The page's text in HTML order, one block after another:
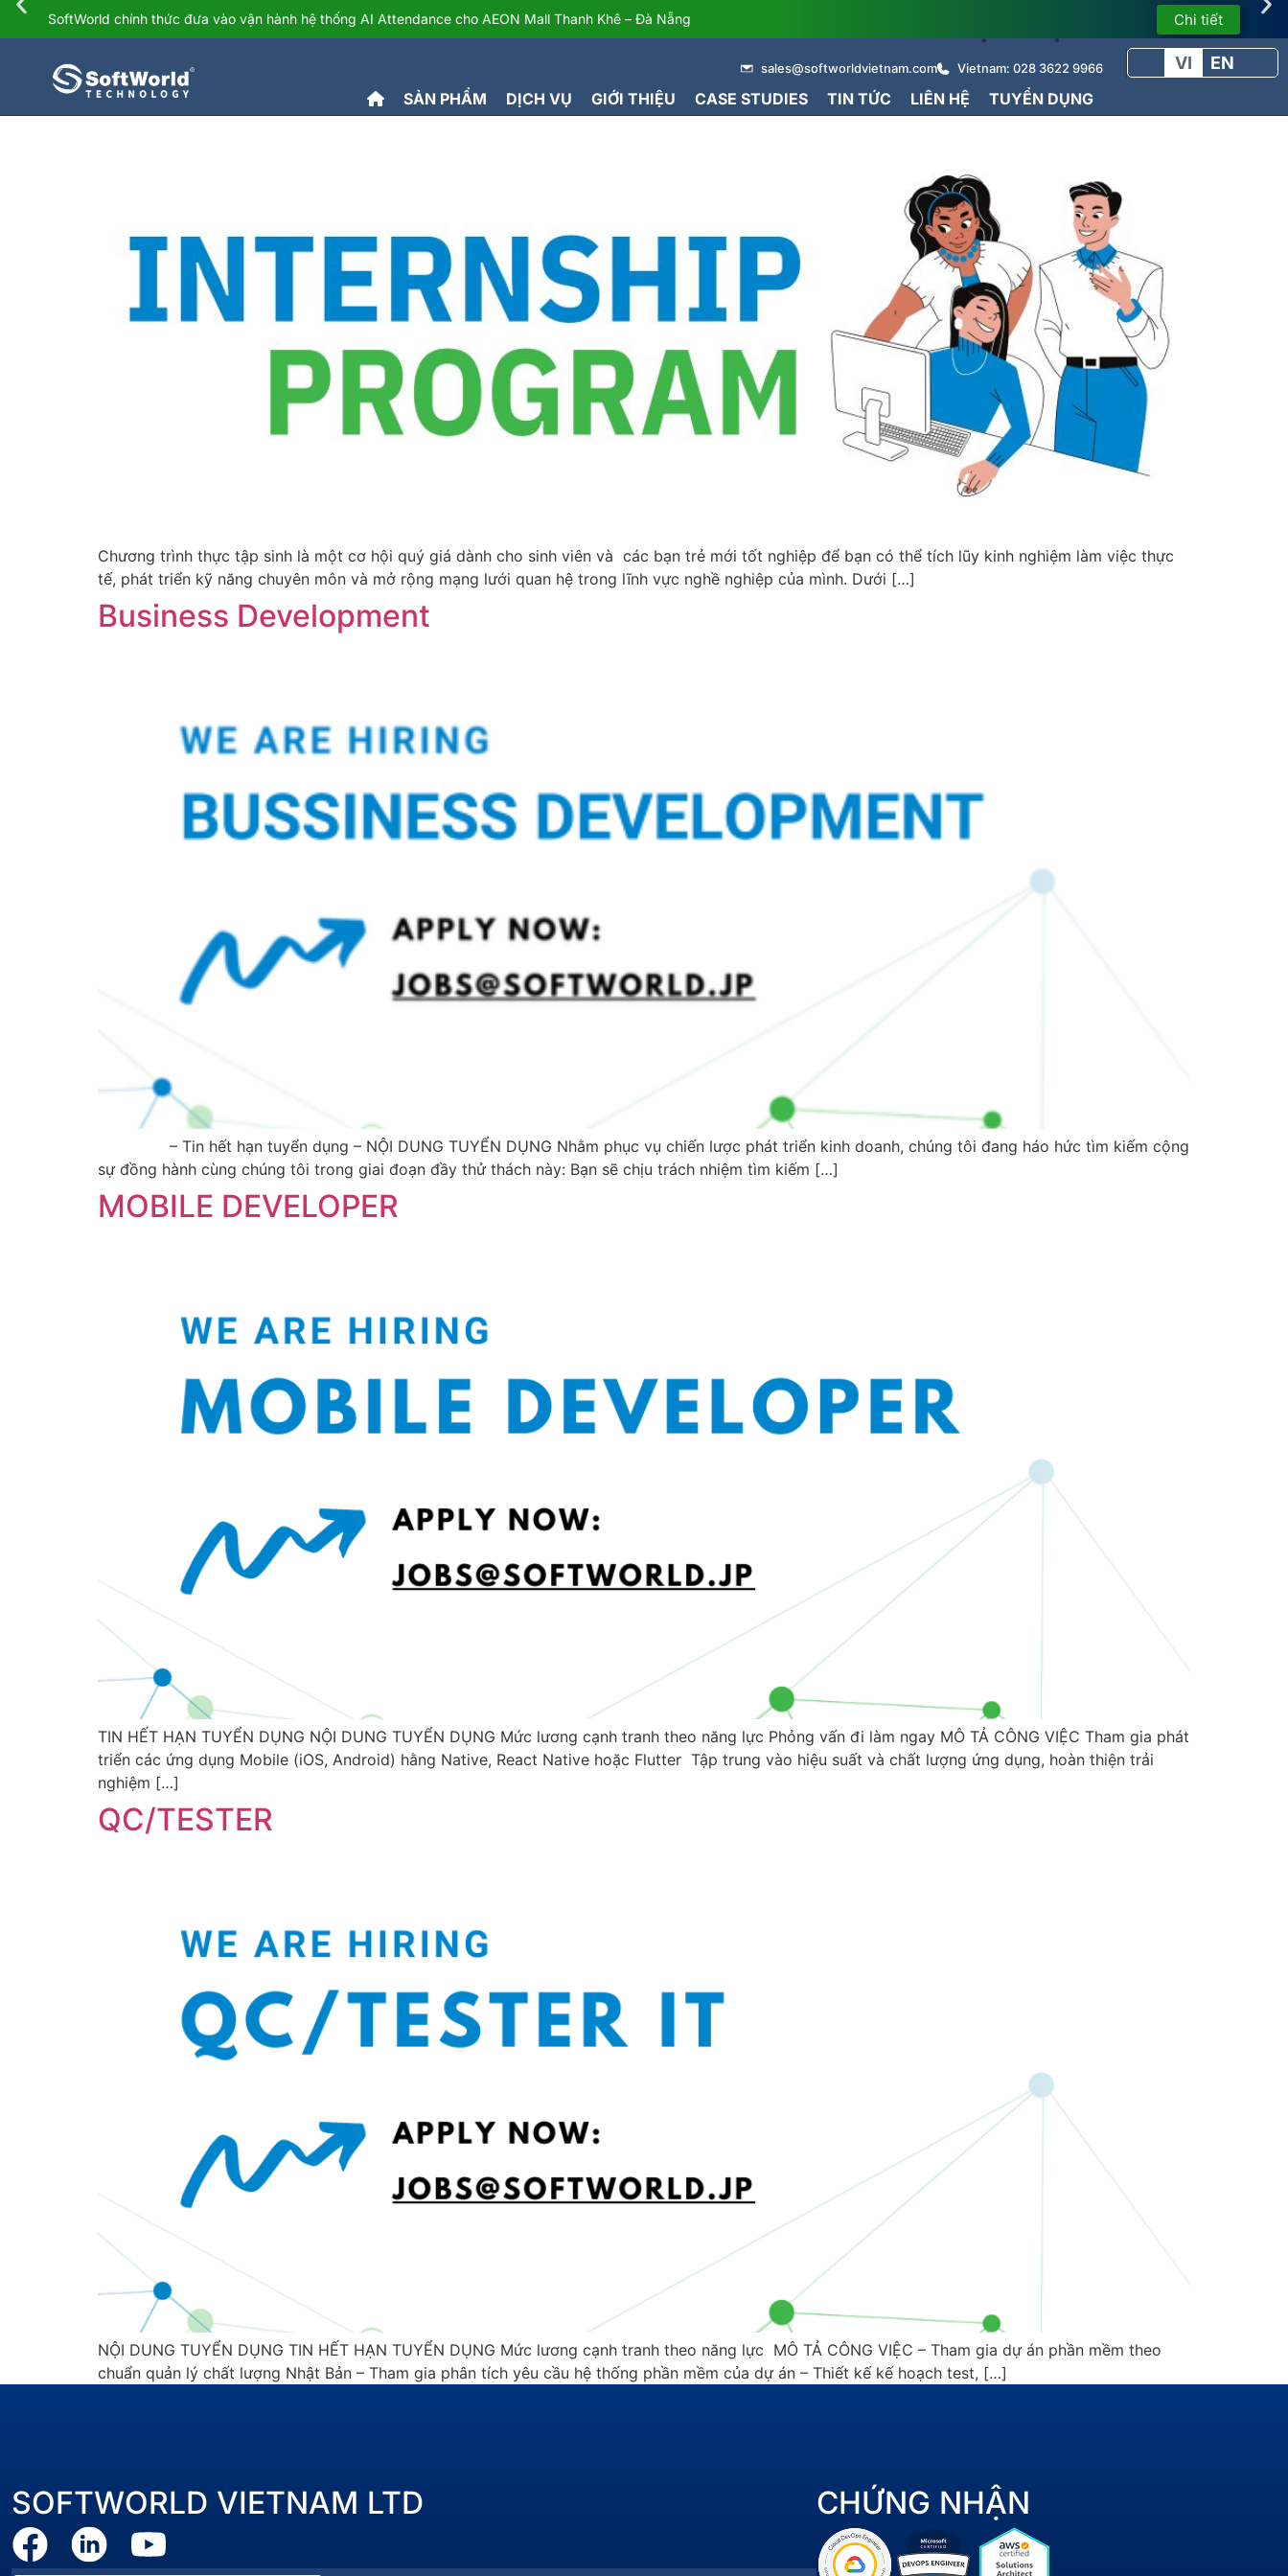
SoftWorld chính thức đưa vào vận hành hệ thống AI Attendance cho AEON Mall Thanh Khê – Đà Nẵng Chi tiết
sales@softworldvietnam.com Vietnam: 028 3622 9966
SẢN PHẨM DỊCH VỤ GIỚI THIỆU CASE STUDIES TIN TỨC LIÊN HỆ TUYỂN DỤNG
VI EN
SOFTWORLD INTERNSHIP PROGRAM – CHƯƠNG TRÌNH THỰC TẬP SINH
Chương trình thực tập sinh là một cơ hội quý giá dành cho sinh viên và các bạn trẻ mới tốt nghiệp để bạn có thể tích lũy kinh nghiệm làm việc thực
tế, phát triển kỹ năng chuyên môn và mở rộng mạng lưới quan hệ trong lĩnh vực nghề nghiệp của mình. Dưới […]
Business Development
– Tin hết hạn tuyển dụng – NỘI DUNG TUYỂN DỤNG Nhằm phục vụ chiến lược phát triển kinh doanh, chúng tôi đang háo hức tìm kiếm cộng
sự đồng hành cùng chúng tôi trong giai đoạn đầy thử thách này: Bạn sẽ chịu trách nhiệm tìm kiếm […]
MOBILE DEVELOPER
TIN HẾT HẠN TUYỂN DỤNG NỘI DUNG TUYỂN DỤNG Mức lương cạnh tranh theo năng lực Phỏng vấn đi làm ngay MÔ TẢ CÔNG VIỆC Tham gia phát
triển các ứng dụng Mobile (iOS, Android) hằng Native, React Native hoặc Flutter Tập trung vào hiệu suất và chất lượng ứng dụng, hoàn thiện trải
nghiệm […]
QC/TESTER
NỘI DUNG TUYỂN DỤNG TIN HẾT HẠN TUYỂN DỤNG Mức lương cạnh tranh theo năng lực MÔ TẢ CÔNG VIỆC – Tham gia dự án phần mềm theo
chuẩn quản lý chất lượng Nhật Bản – Tham gia phân tích yêu cầu hệ thống phần mềm của dự án – Thiết kế kế hoạch test, […]
SOFTWORLD VIETNAM LTD CHỨNG NHẬN